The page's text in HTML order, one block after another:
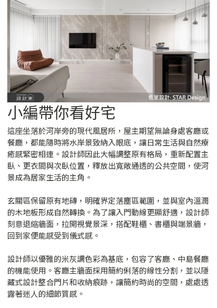
小編帶你看好宅
這座坐落於河岸旁的現代風居所，屋主期望無論身處客廳或
餐廳，都能隨時將水岸景致納入眼底，讓日常生活與自然療
癒感緊密相連。設計師因此大幅調整原有格局，重新配置主
臥、更衣間與次臥位置，釋放出寬敞通透的公共空間，使河
景成為居家生活的主角。
玄關區保留原有地磚，明確界定落塵區範圍，並與室內溫潤
的木地板形成自然轉換。為了讓入門動線更顯舒適，設計師
刻意退縮牆面，拉開視覺景深，搭配鞋櫃、書櫃與端景牆，
回到家便能感受到儀式感。
設計師以優雅的米灰調色彩為基底，包容了客廳、中島餐廳
的機能使用。客廳主牆面採用簡約俐落的線性分割，並以隱
藏式設計整合門片和收納痕跡，讓簡約時尚的空間，處處透
露著迷人的細節質感。